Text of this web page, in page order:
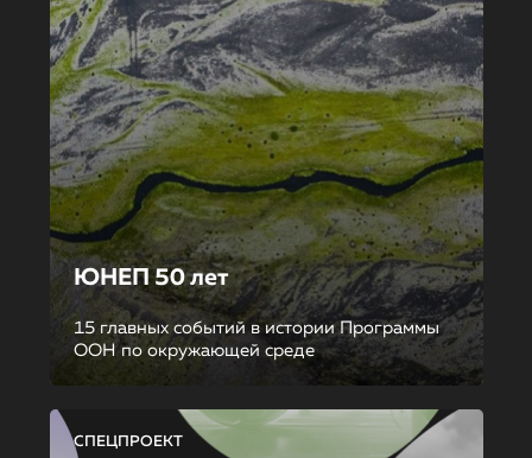
ЮНЕП 50 лет
15 главных событий в истории Программы
ООН по окружающей среде
СПЕЦПРОЕКТ